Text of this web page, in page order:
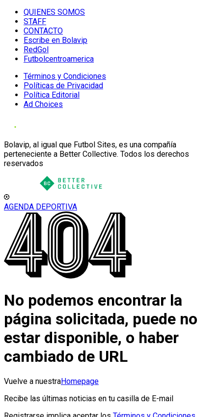
QUIENES SOMOS
STAFF
CONTACTO
Escribe en Bolavip
RedGol
Futbolcentroamerica
Términos y Condiciones
Políticas de Privacidad
Política Editorial
Ad Choices
Bolavip, al igual que Futbol Sites, es una compañía
perteneciente a Better Collective. Todos los derechos
reservados
AGENDA DEPORTIVA
No podemos encontrar la
página solicitada, puede no
estar disponible, o haber
cambiado de URL
Vuelve a nuestraHomepage
Recibe las últimas noticias en tu casilla de E-mail